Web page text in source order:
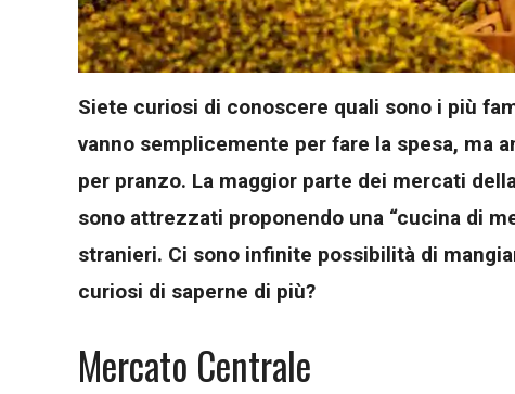
Siete curiosi di conoscere quali sono i più
vanno semplicemente per fare la spesa, ma
per pranzo. La maggior parte dei mercati
sono attrezzati proponendo una “cucina di
stranieri. Ci sono infinite possibilità di
curiosi di saperne di più?
Mercato Centrale